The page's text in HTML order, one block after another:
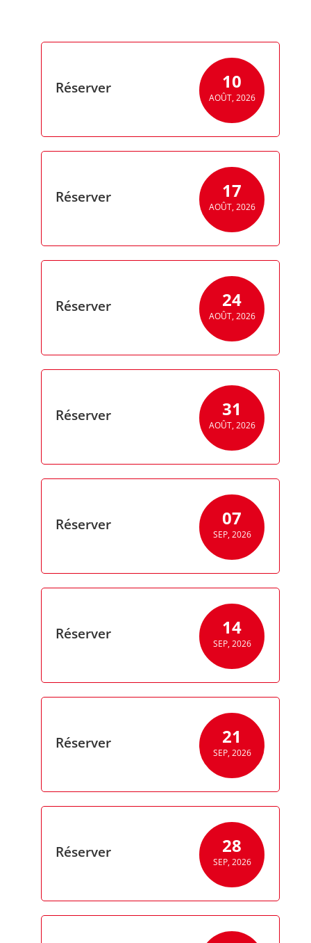
10
AOÛT, 2026
Réserver
17
AOÛT, 2026
Réserver
24
AOÛT, 2026
Réserver
31
AOÛT, 2026
Réserver
07
SEP, 2026
Réserver
14
SEP, 2026
Réserver
21
SEP, 2026
Réserver
28
SEP, 2026
Réserver